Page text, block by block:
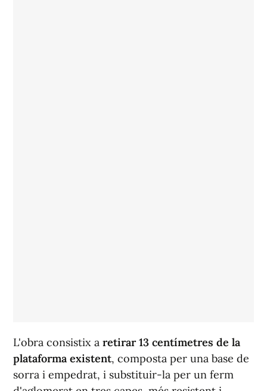
L'obra consistix a retirar 13 centímetres de la
plataforma existent, composta per una base de
sorra i empedrat, i substituir-la per un ferm